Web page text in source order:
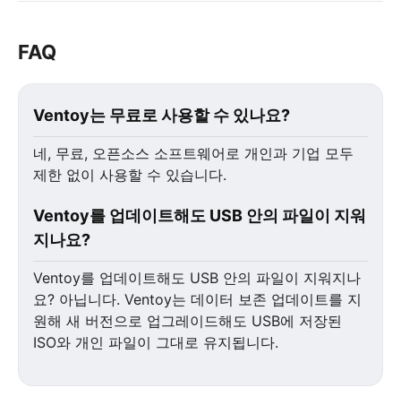
FAQ
Ventoy는 무료로 사용할 수 있나요?
네, 무료, 오픈소스 소프트웨어로 개인과 기업 모두
제한 없이 사용할 수 있습니다.
Ventoy를 업데이트해도 USB 안의 파일이 지워
지나요?
Ventoy를 업데이트해도 USB 안의 파일이 지워지나
요? 아닙니다. Ventoy는 데이터 보존 업데이트를 지
원해 새 버전으로 업그레이드해도 USB에 저장된
ISO와 개인 파일이 그대로 유지됩니다.